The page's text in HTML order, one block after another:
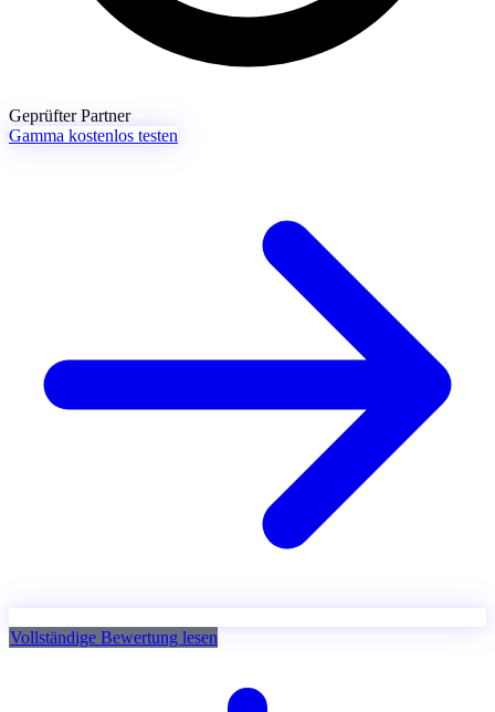
Geprüfter Partner
Gamma kostenlos testen
Vollständige Bewertung lesen